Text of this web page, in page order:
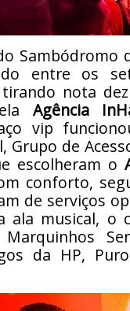
Sambódromo
entre os
nota
Agência
vip
Grupo de
escolheram o
conforto,
de serviços
musical, o
da HP,